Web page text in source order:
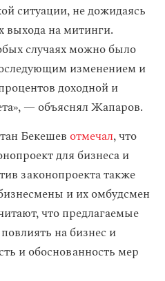
ситуации, не дожидаясь
выхода на митинги.
случаях можно было
изменением и
доходной и
— объяснял Жапаров.
Бекешев отмечал, что
для бизнеса и
законопроекта также
и их омбудсмен
что предлагаемые
на бизнес и
и обоснованность мер